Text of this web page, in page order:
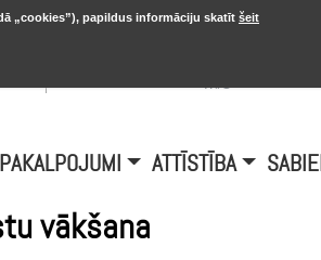
m/s
PAKALPOJUMI ATTĪSTĪBA
vākšana
„cookies”), papildus informāciju skatīt šeit